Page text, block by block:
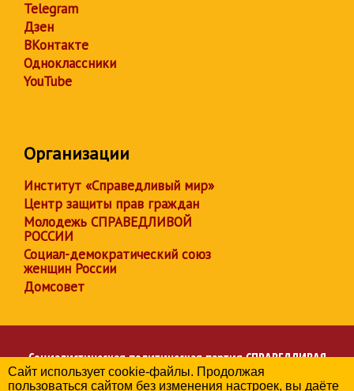
Telegram
Дзен
ВКонтакте
Одноклассники
YouTube
Организации
Институт «Справедливый мир»
Центр защиты прав граждан
Молодежь СПРАВЕДЛИВОЙ
РОССИИ
Социал-демократический союз
женщин России
Домсовет
Социалистическая политическая партияСПРАВЕДЛИВАЯ
РОССИЯ
Сайт использует cookie-файлы. Продолжая
пользоваться сайтом без изменения настроек, вы даёте